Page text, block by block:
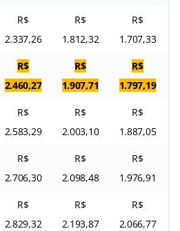
R$
2.337,26
R$
1.812,32
R$
1.707,33
R$
2.460,27
R$
1.907,71
R$
1.797,19
R$
2.583,29
R$
2.003,10
R$
1.887,05
R$
2.706,30
R$
2.098,48
R$
1.976,91
R$
2.829,32
R$
2.193,87
R$
2.066,77